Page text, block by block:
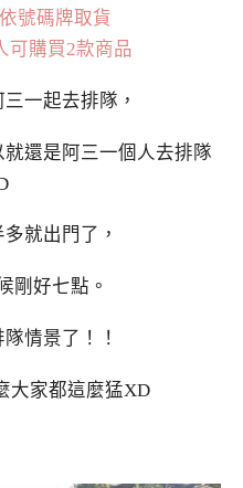
號碼牌取貨
可購買2款商品
一起去排隊，
還是阿三一個人去排隊
就出門了，
剛好七點。
情景了！！
大家都這麼猛XD